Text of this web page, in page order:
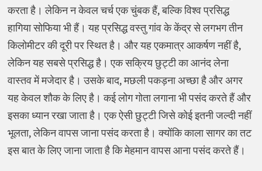
करता है। लेकिन न केवल चर्च एक चुंबक हैं, बल्कि विश्व प्रसिद्ध
हागिया सोफिया भी हैं। यह प्रसिद्ध वस्तु गांव के केंद्र से लगभग तीन
किलोमीटर की दूरी पर स्थित है। और यह एकमात्र आकर्षण नहीं है,
लेकिन यह सबसे प्रसिद्ध है। एक सक्रिय छुट्टी का आनंद लेना
वास्तव में मजेदार है। उसके बाद, मछली पकड़ना अच्छा है और अगर
यह केवल शौक के लिए है। कई लोग गोता लगाना भी पसंद करते हैं और
इसका ध्यान रखा जाता है। एक ऐसी छुट्टी जिसे कोई इतनी जल्दी नहीं
भूलता, लेकिन वापस जाना पसंद करता है। क्योंकि काला सागर का तट
इस बात के लिए जाना जाता है कि मेहमान वापस आना पसंद करते हैं।